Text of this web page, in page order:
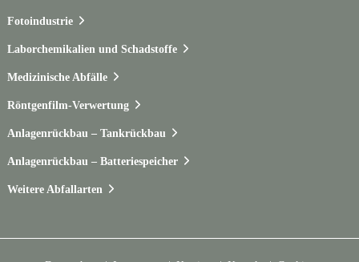
Fotoindustrie
Laborchemikalien und Schadstoffe
Medizinische Abfälle
Röntgenfilm-Verwertung
Anlagenrückbau – Tankrückbau
Anlagenrückbau – Batteriespeicher
Weitere Abfallarten